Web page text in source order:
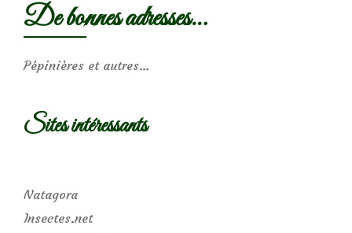
De bonnes adresses…
Pépinières et autres…
Sites intéressants
Natagora
Insectes.net